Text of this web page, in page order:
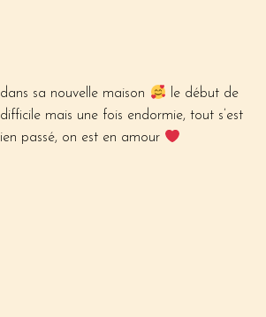
sa nouvelle maison
le début de
mais une fois endormie, tout s’est
passé, on est en amour